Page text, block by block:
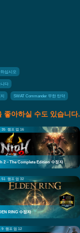
십시오
다
SWAT Commander 무한 탄약
좋아하실 수도 있습니다.
35 램프 업 16
2 – The Complete Edition 수정자
51 램프 업 32
RING 수정자
9 램프 업 12